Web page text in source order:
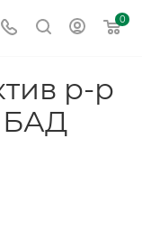
0
р-р
БАД